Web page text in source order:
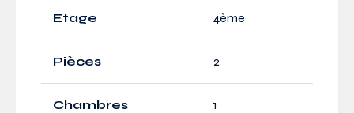
Etage 4ème
Pièces 2
Chambres 1